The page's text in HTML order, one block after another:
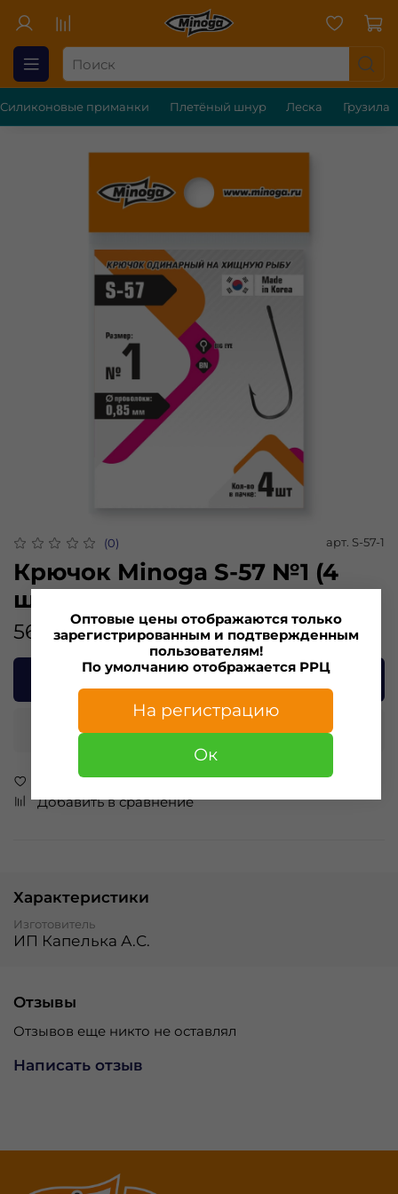
Силиконовые приманки Плетёный шнур Леска Грузила
(0) арт. S-57-1
Крючок Minoga S-57 №1 (4
шт)
56.00 ₽
В корзину
Купить в 1 клик
В избранное
Добавить в сравнение
Характеристики
Изготовитель
ИП Капелька А.С.
Отзывы
Отзывов еще никто не оставлял
Написать отзыв
Оптовые цены отображаются только
зарегистрированным и подтвержденным
пользователям!
По умолчанию отображается РРЦ
На регистрацию
Ок